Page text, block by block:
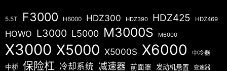
5.5T F3000 H6000 HDZ300 HDZ390 HDZ425 HDZ469
HOWO L3000 L5000 M3000S M6000
X3000 X5000 X5000S X6000 中冷器
中桥 保险杠 冷却系统 减速器 前面罩 发动机悬置 变速器